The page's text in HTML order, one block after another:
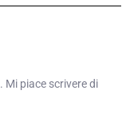
Mi piace scrivere di